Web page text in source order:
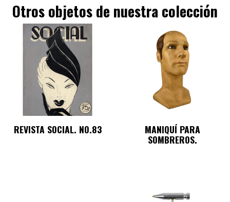
Otros objetos de nuestra colección
REVISTA SOCIAL. NO.83 MANIQUÍ PARA
SOMBREROS.